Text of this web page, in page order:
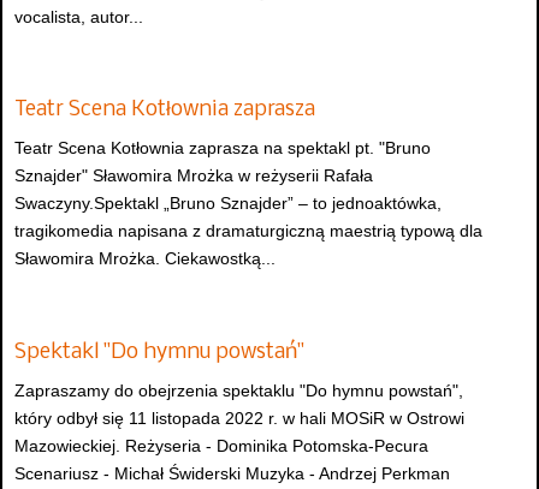
vocalista, autor...
Teatr Scena Kotłownia zaprasza
Teatr Scena Kotłownia zaprasza na spektakl pt. "Bruno
Sznajder" Sławomira Mrożka w reżyserii Rafała
Swaczyny.Spektakl „Bruno Sznajder” – to jednoaktówka,
tragikomedia napisana z dramaturgiczną maestrią typową dla
Sławomira Mrożka. Ciekawostką...
Spektakl "Do hymnu powstań"
Zapraszamy do obejrzenia spektaklu "Do hymnu powstań",
który odbył się 11 listopada 2022 r. w hali MOSiR w Ostrowi
Mazowieckiej. Reżyseria - Dominika Potomska-Pecura
Scenariusz - Michał Świderski Muzyka - Andrzej Perkman